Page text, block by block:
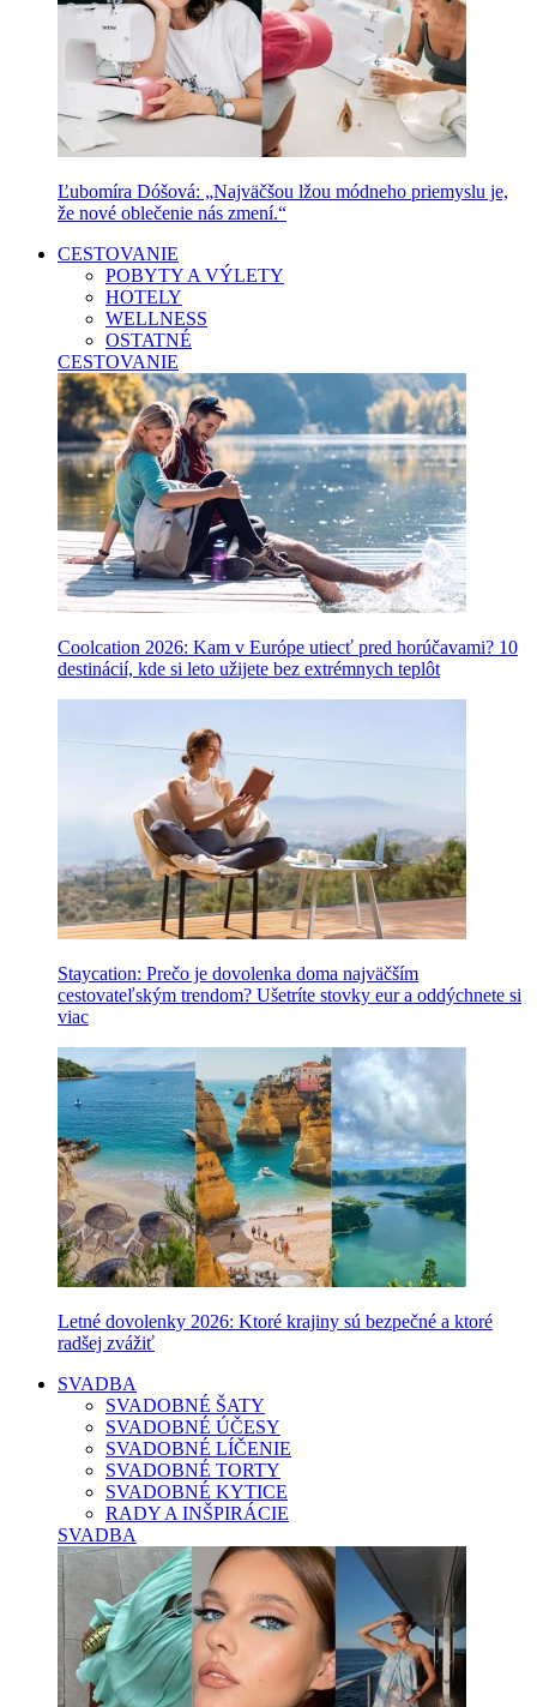
Ľubomíra Dóšová: „Najväčšou lžou módneho priemyslu je,
že nové oblečenie nás zmení.“
CESTOVANIE
POBYTY A VÝLETY
HOTELY
WELLNESS
OSTATNÉ
CESTOVANIE
Coolcation 2026: Kam v Európe utiecť pred horúčavami? 10
destinácií, kde si leto užijete bez extrémnych teplôt
Staycation: Prečo je dovolenka doma najväčším
cestovateľským trendom? Ušetríte stovky eur a oddýchnete si
viac
Letné dovolenky 2026: Ktoré krajiny sú bezpečné a ktoré
radšej zvážiť
SVADBA
SVADOBNÉ ŠATY
SVADOBNÉ ÚČESY
SVADOBNÉ LÍČENIE
SVADOBNÉ TORTY
SVADOBNÉ KYTICE
RADY A INŠPIRÁCIE
SVADBA